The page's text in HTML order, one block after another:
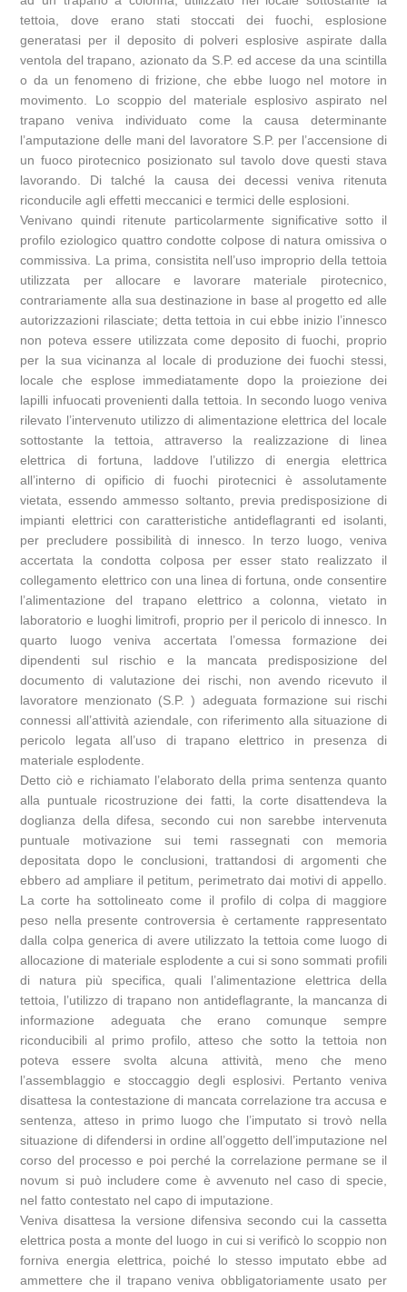
tettoia, dove erano stati stoccati dei fuochi, esplosione
generatasi per il deposito di polveri esplosive aspirate dalla
ventola del trapano, azionato da S.P. ed accese da una scintilla
o da un fenomeno di frizione, che ebbe luogo nel motore in
movimento. Lo scoppio del materiale esplosivo aspirato nel
trapano veniva individuato come la causa determinante
l’amputazione delle mani del lavoratore S.P. per l’accensione di
un fuoco pirotecnico posizionato sul tavolo dove questi stava
lavorando. Di talché la causa dei decessi veniva ritenuta
riconducile agli effetti meccanici e termici delle esplosioni.
Venivano quindi ritenute particolarmente significative sotto il
profilo eziologico quattro condotte colpose di natura omissiva o
commissiva. La prima, consistita nell’uso improprio della tettoia
utilizzata per allocare e lavorare materiale pirotecnico,
contrariamente alla sua destinazione in base al progetto ed alle
autorizzazioni rilasciate; detta tettoia in cui ebbe inizio l’innesco
non poteva essere utilizzata come deposito di fuochi, proprio
per la sua vicinanza al locale di produzione dei fuochi stessi,
locale che esplose immediatamente dopo la proiezione dei
lapilli infuocati provenienti dalla tettoia. In secondo luogo veniva
rilevato l’intervenuto utilizzo di alimentazione elettrica del locale
sottostante la tettoia, attraverso la realizzazione di linea
elettrica di fortuna, laddove l’utilizzo di energia elettrica
all’interno di opificio di fuochi pirotecnici è assolutamente
vietata, essendo ammesso soltanto, previa predisposizione di
impianti elettrici con caratteristiche antideflagranti ed isolanti,
per precludere possibilità di innesco. In terzo luogo, veniva
accertata la condotta colposa per esser stato realizzato il
collegamento elettrico con una linea di fortuna, onde consentire
l’alimentazione del trapano elettrico a colonna, vietato in
laboratorio e luoghi limitrofi, proprio per il pericolo di innesco. In
quarto luogo veniva accertata l’omessa formazione dei
dipendenti sul rischio e la mancata predisposizione del
documento di valutazione dei rischi, non avendo ricevuto il
lavoratore menzionato (S.P. ) adeguata formazione sui rischi
connessi all’attività aziendale, con riferimento alla situazione di
pericolo legata all’uso di trapano elettrico in presenza di
materiale esplodente.
Detto ciò e richiamato l’elaborato della prima sentenza quanto
alla puntuale ricostruzione dei fatti, la corte disattendeva la
doglianza della difesa, secondo cui non sarebbe intervenuta
puntuale motivazione sui temi rassegnati con memoria
depositata dopo le conclusioni, trattandosi di argomenti che
ebbero ad ampliare il petitum, perimetrato dai motivi di appello.
La corte ha sottolineato come il profilo di colpa di maggiore
peso nella presente controversia è certamente rappresentato
dalla colpa generica di avere utilizzato la tettoia come luogo di
allocazione di materiale esplodente a cui si sono sommati profili
di natura più specifica, quali l’alimentazione elettrica della
tettoia, l’utilizzo di trapano non antideflagrante, la mancanza di
informazione adeguata che erano comunque sempre
riconducibili al primo profilo, atteso che sotto la tettoia non
poteva essere svolta alcuna attività, meno che meno
l’assemblaggio e stoccaggio degli esplosivi. Pertanto veniva
disattesa la contestazione di mancata correlazione tra accusa e
sentenza, atteso in primo luogo che l’imputato si trovò nella
situazione di difendersi in ordine all’oggetto dell’imputazione nel
corso del processo e poi perché la correlazione permane se il
novum si può includere come è avvenuto nel caso di specie,
nel fatto contestato nel capo di imputazione.
Veniva disattesa la versione difensiva secondo cui la cassetta
elettrica posta a monte del luogo in cui si verificò lo scoppio non
forniva energia elettrica, poiché lo stesso imputato ebbe ad
ammettere che il trapano veniva obbligatoriamente usato per